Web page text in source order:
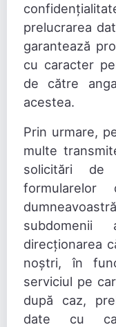
prelucrarea
garantează
cu caracter
de către
acestea.
Prin urmare,
multe
solicitări de
direcționarea
noștri, în
serviciul pe
după caz,
date cu